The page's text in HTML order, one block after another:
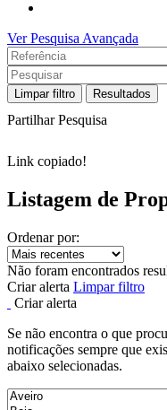
Ver Pesquisa Avançada
Limpar filtro Resultados
Partilhar Pesquisa
Link copiado!
Listagem de
Ordenar por:
Não foram encontrados
Criar alerta Limpar filtro
Criar alerta
Se não encontra o que
notificações sempre que
abaixo selecionadas.